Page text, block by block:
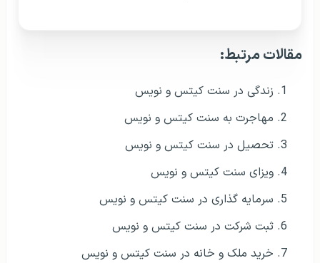
مقالات مرتبط:
زندگی در سنت کیتس و نویس
مهاجرت به سنت کیتس و نویس
تحصیل در سنت کیتس و نویس
ویزای سنت کیتس و نویس
سرمایه گذاری در سنت کیتس و نویس
ثبت شرکت در سنت کیتس و نویس
خرید ملک و خانه در سنت کیتس و نویس